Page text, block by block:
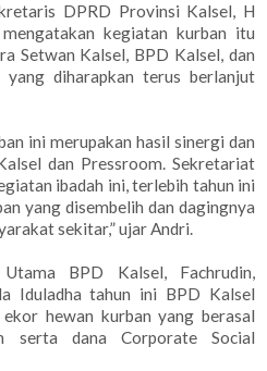
DPRD Provinsi Kalsel, H
kegiatan kurban itu
Setwan Kalsel, BPD Kalsel, dan
diharapkan terus berlanjut
ini merupakan hasil sinergi dan
dan Pressroom. Sekretariat
ibadah ini, terlebih tahun ini
yang disembelih dan dagingnya
sekitar,” ujar Andri.
BPD Kalsel, Fachrudin,
Iduladha tahun ini BPD Kalsel
hewan kurban yang berasal
serta dana Corporate Social